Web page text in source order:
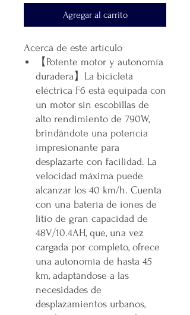
Agregar al carrito
Acerca de este artículo
【Potente motor y autonomía
duradera】La bicicleta
eléctrica F6 está equipada con
un motor sin escobillas de
alto rendimiento de 790W,
brindándote una potencia
impresionante para
desplazarte con facilidad. La
velocidad máxima puede
alcanzar los 40 km/h. Cuenta
con una batería de iones de
litio de gran capacidad de
48V/10.4AH, que, una vez
cargada por completo, ofrece
una autonomía de hasta 45
km, adaptándose a las
necesidades de
desplazamientos urbanos,